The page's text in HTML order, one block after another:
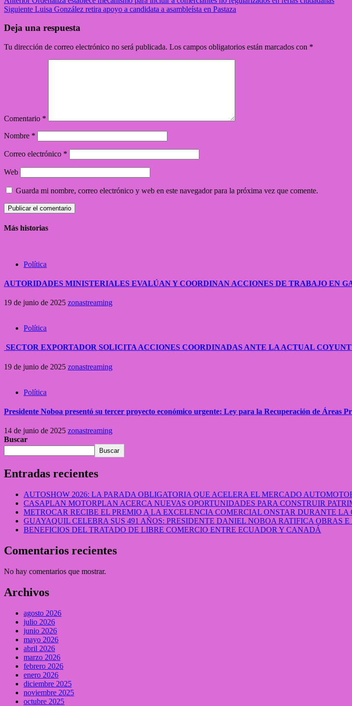
Siguiente Luisa González retira apoyo a candidata a asambleísta en Pastaza
Deja una respuesta
Tu dirección de correo electrónico no será publicada. Los campos obligatorios están marcados con *
Comentario *
Nombre *
Correo electrónico *
Web
Guarda mi nombre, correo electrónico y web en este navegador para la próxima vez que comente.
Más historias
Política
AUTORIDADES MINISTERIALES EVALÚAN Y COORDINAN ACCIONES DE TRABAJO EN
19 de junio de 2025 zonastreaming
Política
SECTOR EXPORTADOR SOLICITA ACCIONES COORDINADAS ANTE LA ACTUAL
19 de junio de 2025 zonastreaming
Política
Presidente Noboa presentó su tercer proyecto económico urgente: Ley para la Recuperación de Áreas
14 de junio de 2025 zonastreaming
Buscar
Buscar
Entradas recientes
AUTOSHOW 2026: LA PARADA OBLIGATORIA QUE ACELERA EL MERCADO
CASAPLAN MOTORPLAN ACERCA NUEVAS OPORTUNIDADES PARA CONSTRUIR
METROCAR RECIBE EL PREMIO A LA EXCELENCIA COMERCIAL ONSTAR DURANTE
GUAYAQUIL CELEBRA SUS 491 AÑOS: PRESIDENTE DANIEL NOBOA RATIFICA OBRAS
BENEFICIOS DEL TRATADO DE LIBRE COMERCIO ENTRE ECUADOR Y CANADÁ
Comentarios recientes
No hay comentarios que mostrar.
Archivos
agosto 2026
julio 2026
junio 2026
mayo 2026
abril 2026
marzo 2026
febrero 2026
enero 2026
diciembre 2025
noviembre 2025
octubre 2025